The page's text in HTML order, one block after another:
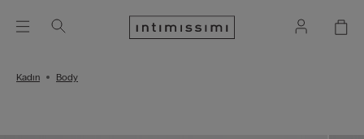
Kadın Body